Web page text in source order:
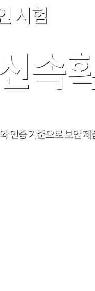
시험
속
인증 기준으로 보안